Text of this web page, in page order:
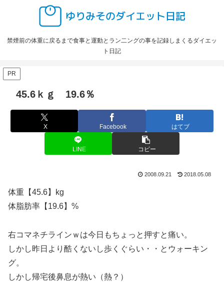
禁煙前の体重に戻るまで食事と運動とラン二ングの事を記録しまくるダイエッ
ト日記
PR
45.6ｋｇ 19.6％
X Facebook はてブ
LINE コピー
2008.09.21 2018.05.08
体重【45.6】kg
体脂肪率【19.6】%
右コマネチラインｗは今日もちょっと押すと痛い。
しかし昨日より酷くないし歩くぐらい・・とウォーキン
グ。
しかし帰宅後鼻息が熱い（熱？）